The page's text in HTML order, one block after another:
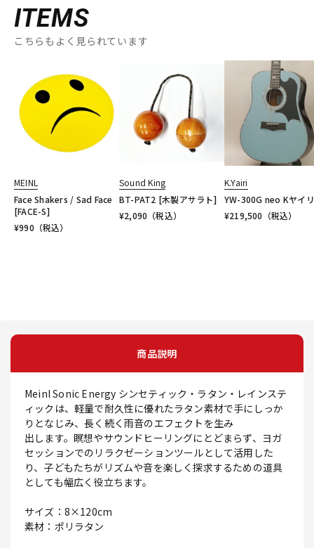
ITEMS
こちらもよく見られています
MEINL
Face Shakers / Sad Face
[FACE-S]
¥990 （税込）
Sound King
BT-PAT2 [木製アサラト]
¥2,090 （税込）
K.Yairi
YW-300G neo Kヤイリ
¥219,500 （税込）
商品説明
Meinl Sonic Energy シンセティック・ラタン・レインステ
ィックは、軽量で耐久性に優れたラタン素材で手にしっか
りとなじみ、長く続く雨音のエフェクトを生み
出します。瞑想やサウンドヒーリングにとどまらず、ヨガ
セッションでのリラクゼーションツールとして活用した
り、子どもたちがリズムや音を楽しく探求するための道具
としても幅広く役立ちます。
サイズ：8×120cm
素材：ポリラタン